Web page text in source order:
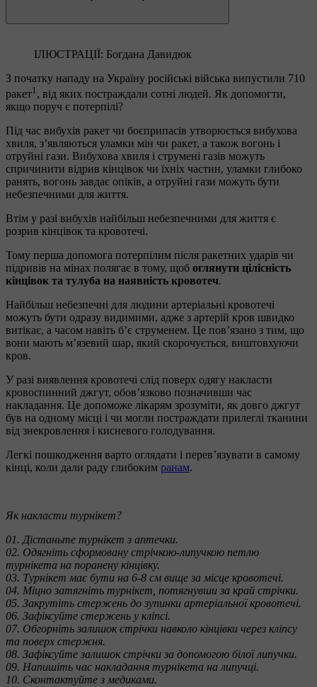
ІЛЮСТРАЦІЇ: Богдана Давидюк
З початку нападу на Україну російські війська випустили 710
ракет1 , від яких постраждали сотні людей. Як допомогти,
якщо поруч є потерпілі?
Під час вибухів ракет чи боєприпасів утворюється вибухова
хвиля, з’являються уламки мін чи ракет, а також вогонь і
отруйні гази. Вибухова хвиля і струмені газів можуть
спричинити відрив кінцівок чи їхніх частин, уламки глибоко
ранять, вогонь завдає опіків, а отруйні гази можуть бути
небезпечними для життя.
Втім у разі вибухів найбільш небезпечними для життя є
розрив кінцівок та кровотечі.
Тому перша допомога потерпілим після ракетних ударів чи
підривів на мінах полягає в тому, щоб оглянути цілісність
кінцівок та тулуба на наявність кровотеч.
Найбільш небезпечні для людини артеріальні кровотечі
можуть бути одразу видимими, адже з артерій кров швидко
витікає, а часом навіть б’є струменем. Це пов’язано з тим, що
вони мають м’язевий шар, який скорочується, виштовхуючи
кров.
У разі виявлення кровотечі слід поверх одягу накласти
кровоспинний джгут, обов’язково позначивши час
накладання. Це допоможе лікарям зрозуміти, як довго джгут
був на одному місці і чи могли постраждати прилеглі тканини
від знекровлення і кисневого голодування.
Легкі пошкодження варто оглядати і перев’язувати в самому
кінці, коли дали раду глибоким ранам.
Як накласти турнікет?
01. Дістаньте турнікет з аптечки.
02. Одягніть сформовану стрічкою-липучкою петлю
турнікета на поранену кінцівку.
03. Турнікет має бути на 6-8 см вище за місце кровотечі.
04. Міцно затягніть турнікет, потягнувши за край стрічки.
05. Закрутіть стержень до зупинки артеріальної кровотечі.
06. Зафіксуйте стержень у кліпсі.
07. Обгорніть залишок стрічки навколо кінцівки через кліпсу
та поверх стержня.
08. Зафіксуйте залишок стрічки за допомогою білої липучки.
09. Напишіть час накладання турнікета на липучці.
10. Сконтактуйте з медиками.